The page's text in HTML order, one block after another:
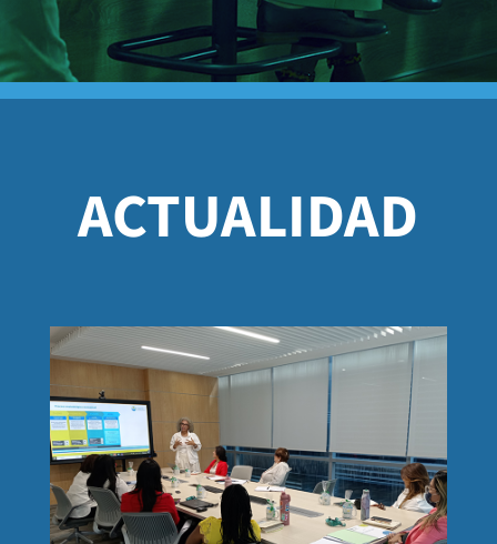
ACTUALIDAD